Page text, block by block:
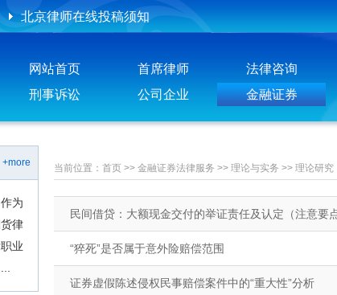
北京律师在线投稿须知
网站首页 首席律师 法律咨询
刑事诉讼
公司企业 金融证券
+more
为
律
业
当前位置： 首页 >> 金融证券法律服务 >> 理论与实务 >> 理论研究
民间借贷：大额现金交付的举证责任及认定（注意要点
“猝死”是否属于意外险赔偿范围
证券虚假陈述侵权民事赔偿案件中的“重大性”分析